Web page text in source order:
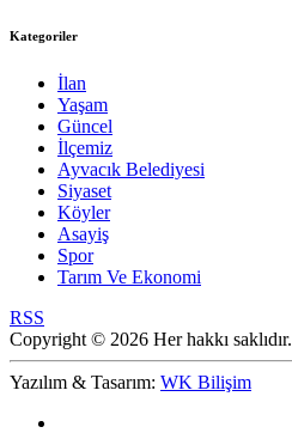
Kategoriler
İlan
Yaşam
Güncel
İlçemiz
Ayvacık Belediyesi
Siyaset
Köyler
Asayiş
Spor
Tarım Ve Ekonomi
RSS
Copyright © 2026 Her hakkı saklıdır.
Yazılım & Tasarım: WK Bilişim